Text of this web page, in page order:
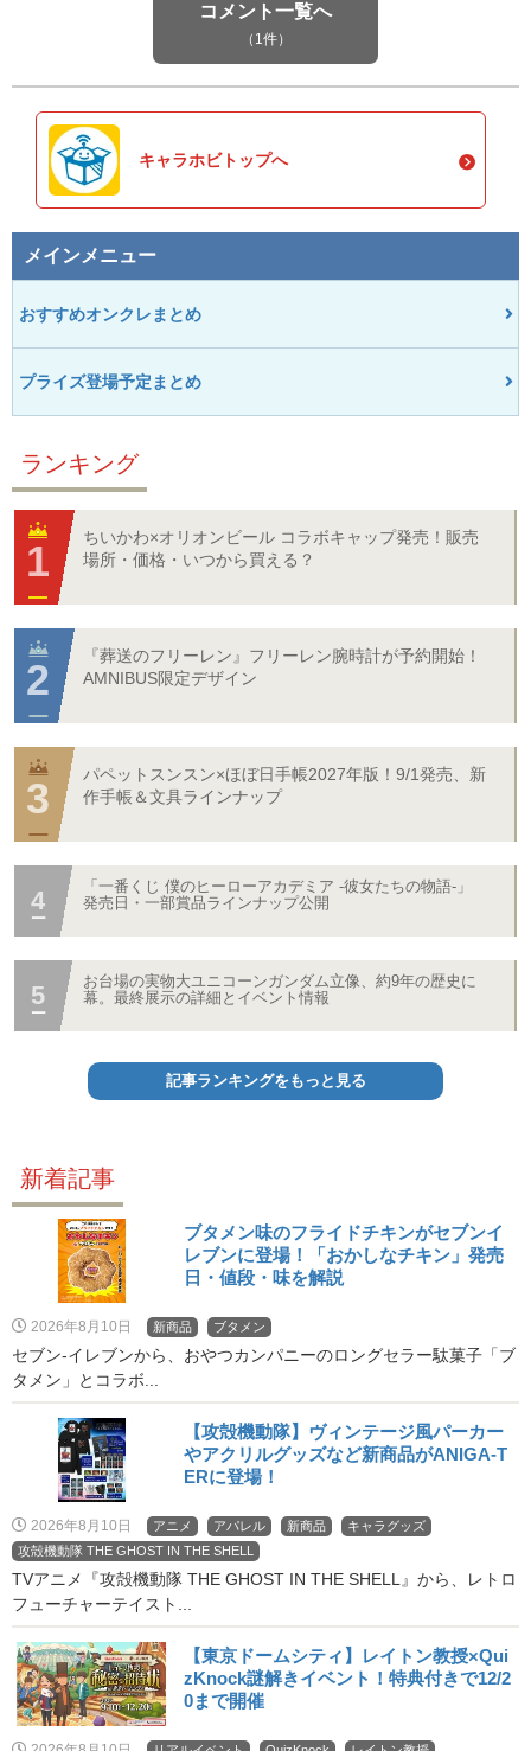
コメント一覧へ
（1件）
キャラホビトップへ
メインメニュー
おすすめオンクレまとめ
プライズ登場予定まとめ
ランキング
ちいかわ×オリオンビール コラボキャップ発売！販売
場所・価格・いつから買える？
『葬送のフリーレン』フリーレン腕時計が予約開始！
AMNIBUS限定デザイン
パペットスンスン×ほぼ日手帳2027年版！9/1発売、新
作手帳＆文具ラインナップ
「一番くじ 僕のヒーローアカデミア -彼女たちの物語-」
発売日・一部賞品ラインナップ公開
お台場の実物大ユニコーンガンダム立像、約9年の歴史に
幕。最終展示の詳細とイベント情報
記事ランキングをもっと見る
新着記事
ブタメン味のフライドチキンがセブンイ
レブンに登場！「おかしなチキン」発売
日・値段・味を解説
2026年8月10日 新商品 ブタメン
セブン‐イレブンから、おやつカンパニーのロングセラー駄菓子「ブ
タメン」とコラボ...
【攻殻機動隊】ヴィンテージ風パーカー
やアクリルグッズなど新商品がANIGA-T
ERに登場！
2026年8月10日 アニメ アパレル 新商品
キャラグッズ
攻殻機動隊 THE GHOST IN THE SHELL
TVアニメ『攻殻機動隊 THE GHOST IN THE SHELL』から、レトロ
フューチャーテイスト...
【東京ドームシティ】レイトン教授×Qui
zKnock謎解きイベント！特典付きで12/2
0まで開催